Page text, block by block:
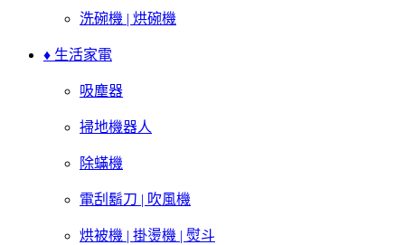
洗碗機 | 烘碗機
♦ 生活家電
吸塵器
掃地機器人
除蟎機
電刮鬍刀 | 吹風機
烘被機 | 掛燙機 | 熨斗